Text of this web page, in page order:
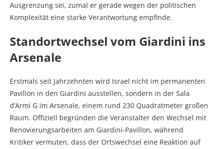
Ausgrenzung sei, zumal er gerade wegen der politischen
Komplexität eine starke Verantwortung empfinde.
Standortwechsel vom Giardini ins
Arsenale
Erstmals seit Jahrzehnten wird Israel nicht im permanenten
Pavillon in den Giardini ausstellen, sondern in der Sala
d’Armi G im Arsenale, einem rund 230 Quadratmeter großen
Raum. Offiziell begründen die Veranstalter den Wechsel mit
Renovierungsarbeiten am Giardini-Pavillon, während
Kritiker vermuten, dass der Ortswechsel eine Reaktion auf